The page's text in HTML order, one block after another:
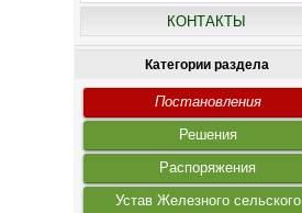
КОНТАКТЫ
Категории раздела
Постановления
Решения
Распоряжения
Устав Железного сельского